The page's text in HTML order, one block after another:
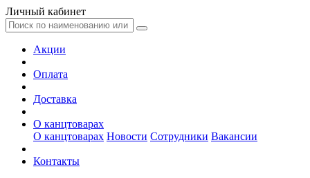
Личный кабинет
Акции
Оплата
Доставка
О канцтоварах
О канцтоварах Новости Сотрудники Вакансии
Контакты